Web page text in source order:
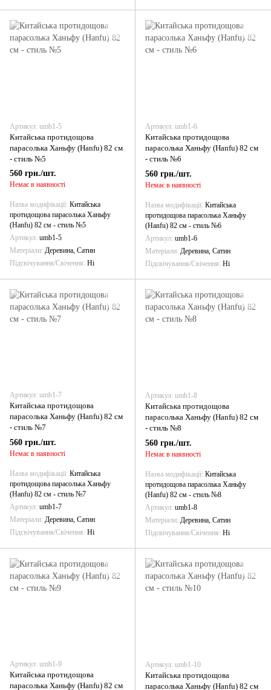
Артикул: umb1-5
Китайська протидощова
парасолька Ханьфу (Hanfu) 82 см
- стиль №5
560 грн./шт.
Немає в наявності
Назва модифікації Китайська
протидощова парасолька Ханьфу
(Hanfu) 82 см - стиль №5
Артикул umb1-5
Матеріали Деревина, Сатин
Підсвічування/Свічення Ні
Артикул: umb1-6
Китайська протидощова
парасолька Ханьфу (Hanfu) 82 см
- стиль №6
560 грн./шт.
Немає в наявності
Назва модифікації Китайська
протидощова парасолька Ханьфу
(Hanfu) 82 см - стиль №6
Артикул umb1-6
Матеріали Деревина, Сатин
Підсвічування/Свічення Ні
Артикул: umb1-7
Китайська протидощова
парасолька Ханьфу (Hanfu) 82 см
- стиль №7
560 грн./шт.
Немає в наявності
Назва модифікації Китайська
протидощова парасолька Ханьфу
(Hanfu) 82 см - стиль №7
Артикул umb1-7
Матеріали Деревина, Сатин
Підсвічування/Свічення Ні
Артикул: umb1-8
Китайська протидощова
парасолька Ханьфу (Hanfu) 82 см
- стиль №8
560 грн./шт.
Немає в наявності
Назва модифікації Китайська
протидощова парасолька Ханьфу
(Hanfu) 82 см - стиль №8
Артикул umb1-8
Матеріали Деревина, Сатин
Підсвічування/Свічення Ні
Артикул: umb1-9
Китайська протидощова
парасолька Ханьфу (Hanfu) 82 см
Артикул: umb1-10
Китайська протидощова
парасолька Ханьфу (Hanfu) 82 см